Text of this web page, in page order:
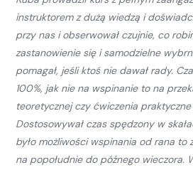
instruktorem z dużą wiedzą i
przy nas i obserwował czujnie, co
zastanowienie się i samodzielne
pomagał, jeśli ktoś nie dawał rady.
100%, jak nie na wspinanie to na
teoretycznej czy ćwiczenia praktyczne
Dostosowywał czas spędzony w
było możliwości wspinania od rana to
na popołudnie do późnego wieczora.